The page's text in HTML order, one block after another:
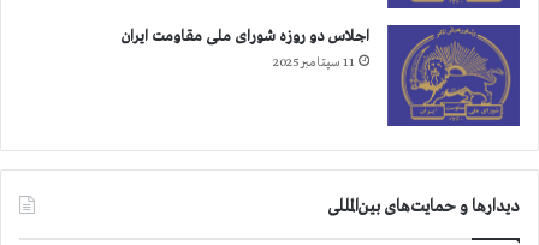
اجلاس دو روزه شورای ملی مقاومت ایران
11 سپتامبر 2025
دیدارها و حمایت‌های بین‌المللی